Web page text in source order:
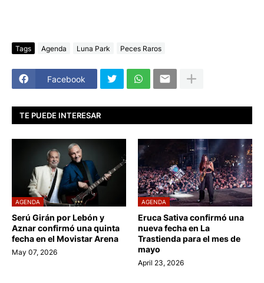
Tags Agenda Luna Park Peces Raros
Facebook
TE PUEDE INTERESAR
AGENDA
Serú Girán por Lebón y
Aznar confirmó una quinta
fecha en el Movistar Arena
May 07, 2026
AGENDA
Eruca Sativa confirmó una
nueva fecha en La
Trastienda para el mes de
mayo
April 23, 2026